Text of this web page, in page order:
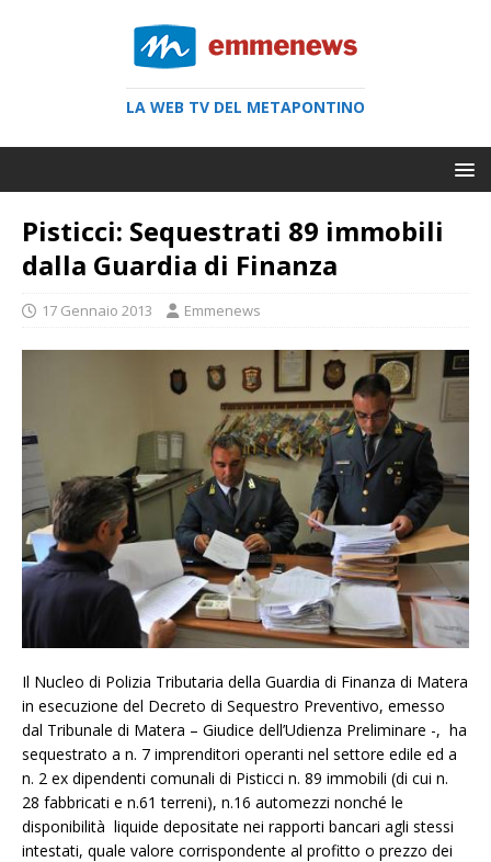
LA WEB TV DEL METAPONTINO
Pisticci: Sequestrati 89 immobili
dalla Guardia di Finanza
17 Gennaio 2013 Emmenews
Il Nucleo di Polizia Tributaria della Guardia di Finanza di Matera
in esecuzione del Decreto di Sequestro Preventivo, emesso
dal Tribunale di Matera – Giudice dell’Udienza Preliminare -, ha
sequestrato a n. 7 imprenditori operanti nel settore edile ed a
n. 2 ex dipendenti comunali di Pisticci n. 89 immobili (di cui n.
28 fabbricati e n.61 terreni), n.16 automezzi nonché le
disponibilità liquide depositate nei rapporti bancari agli stessi
intestati, quale valore corrispondente al profitto o prezzo dei